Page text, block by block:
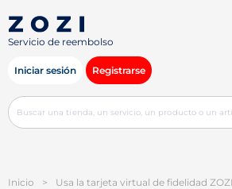
Servicio de reembolso
Iniciar sesión Registrarse
Inicio > Usa la tarjeta virtual de fidelidad ZOZI